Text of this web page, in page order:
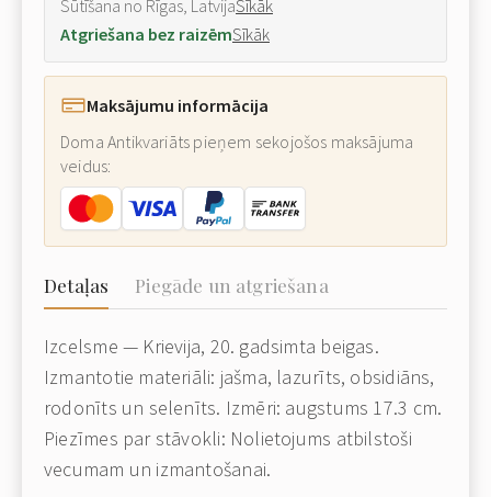
Sūtīšana no Rīgas, LatvijaSīkāk
Atgriešana bez raizēmSīkāk
Maksājumu informācija
Doma Antikvariāts pieņem sekojošos maksājuma
veidus:
Detaļas Piegāde un atgriešana
Izcelsme — Krievija, 20. gadsimta beigas.
Izmantotie materiāli: jašma, lazurīts, obsidiāns,
rodonīts un selenīts. Izmēri: augstums 17.3 cm.
Piezīmes par stāvokli: Nolietojums atbilstoši
vecumam un izmantošanai.